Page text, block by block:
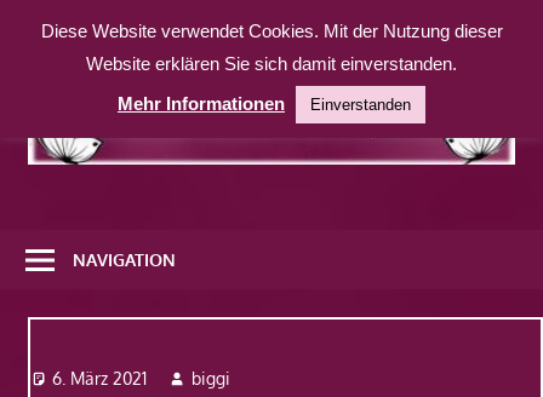
Inhalt
weitere
Website
NAVIGATION
6. März 2021 biggi
Diese Website verwendet Cookies. Mit der Nutzung dieser
Website erklären Sie sich damit einverstanden.
Mehr Informationen
Einverstanden